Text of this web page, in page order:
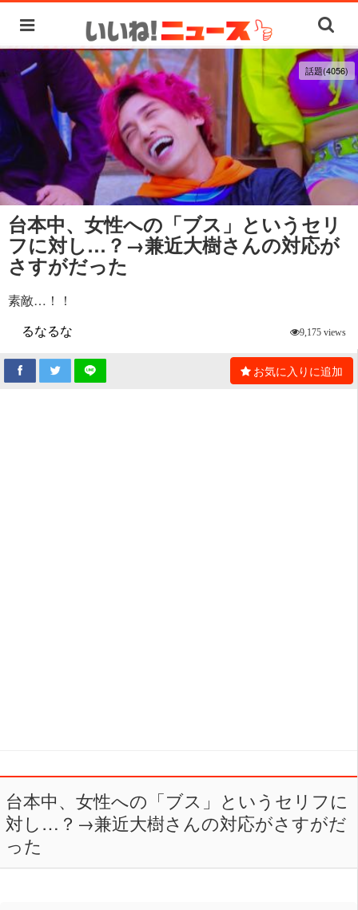
話題(4056)
台本中、女性への「ブス」というセリ
フに対し…？→兼近大樹さんの対応が
さすがだった
素敵…！！
るなるな
9,175 views
お気に入りに追加
台本中、女性への「ブス」というセリフに
対し…？→兼近大樹さんの対応がさすがだ
った